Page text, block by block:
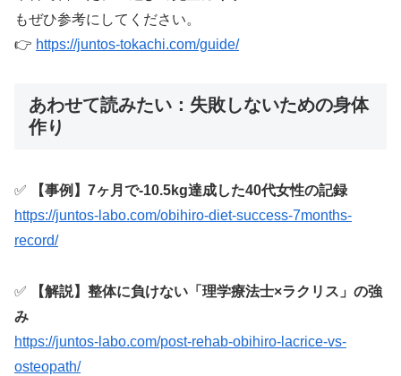
もぜひ参考にしてください。
👉 https://juntos-tokachi.com/guide/
あわせて読みたい：失敗しないための身体
作り
✅
【事例】7ヶ月で-10.5kg達成した40代女性の記録
https://juntos-labo.com/obihiro-diet-success-7months-
record/
✅
【解説】整体に負けない「理学療法士×ラクリス」の強
み
https://juntos-labo.com/post-rehab-obihiro-lacrice-vs-
osteopath/